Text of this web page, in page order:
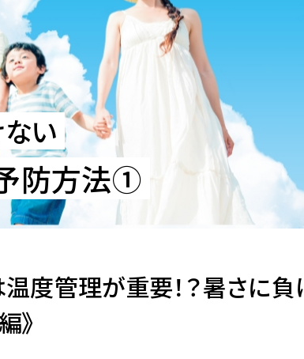
い
防方法①
度管理が重要！？暑さに負
》